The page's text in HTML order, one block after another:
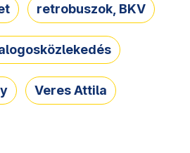
retrobuszok, BKV
Veres Attila